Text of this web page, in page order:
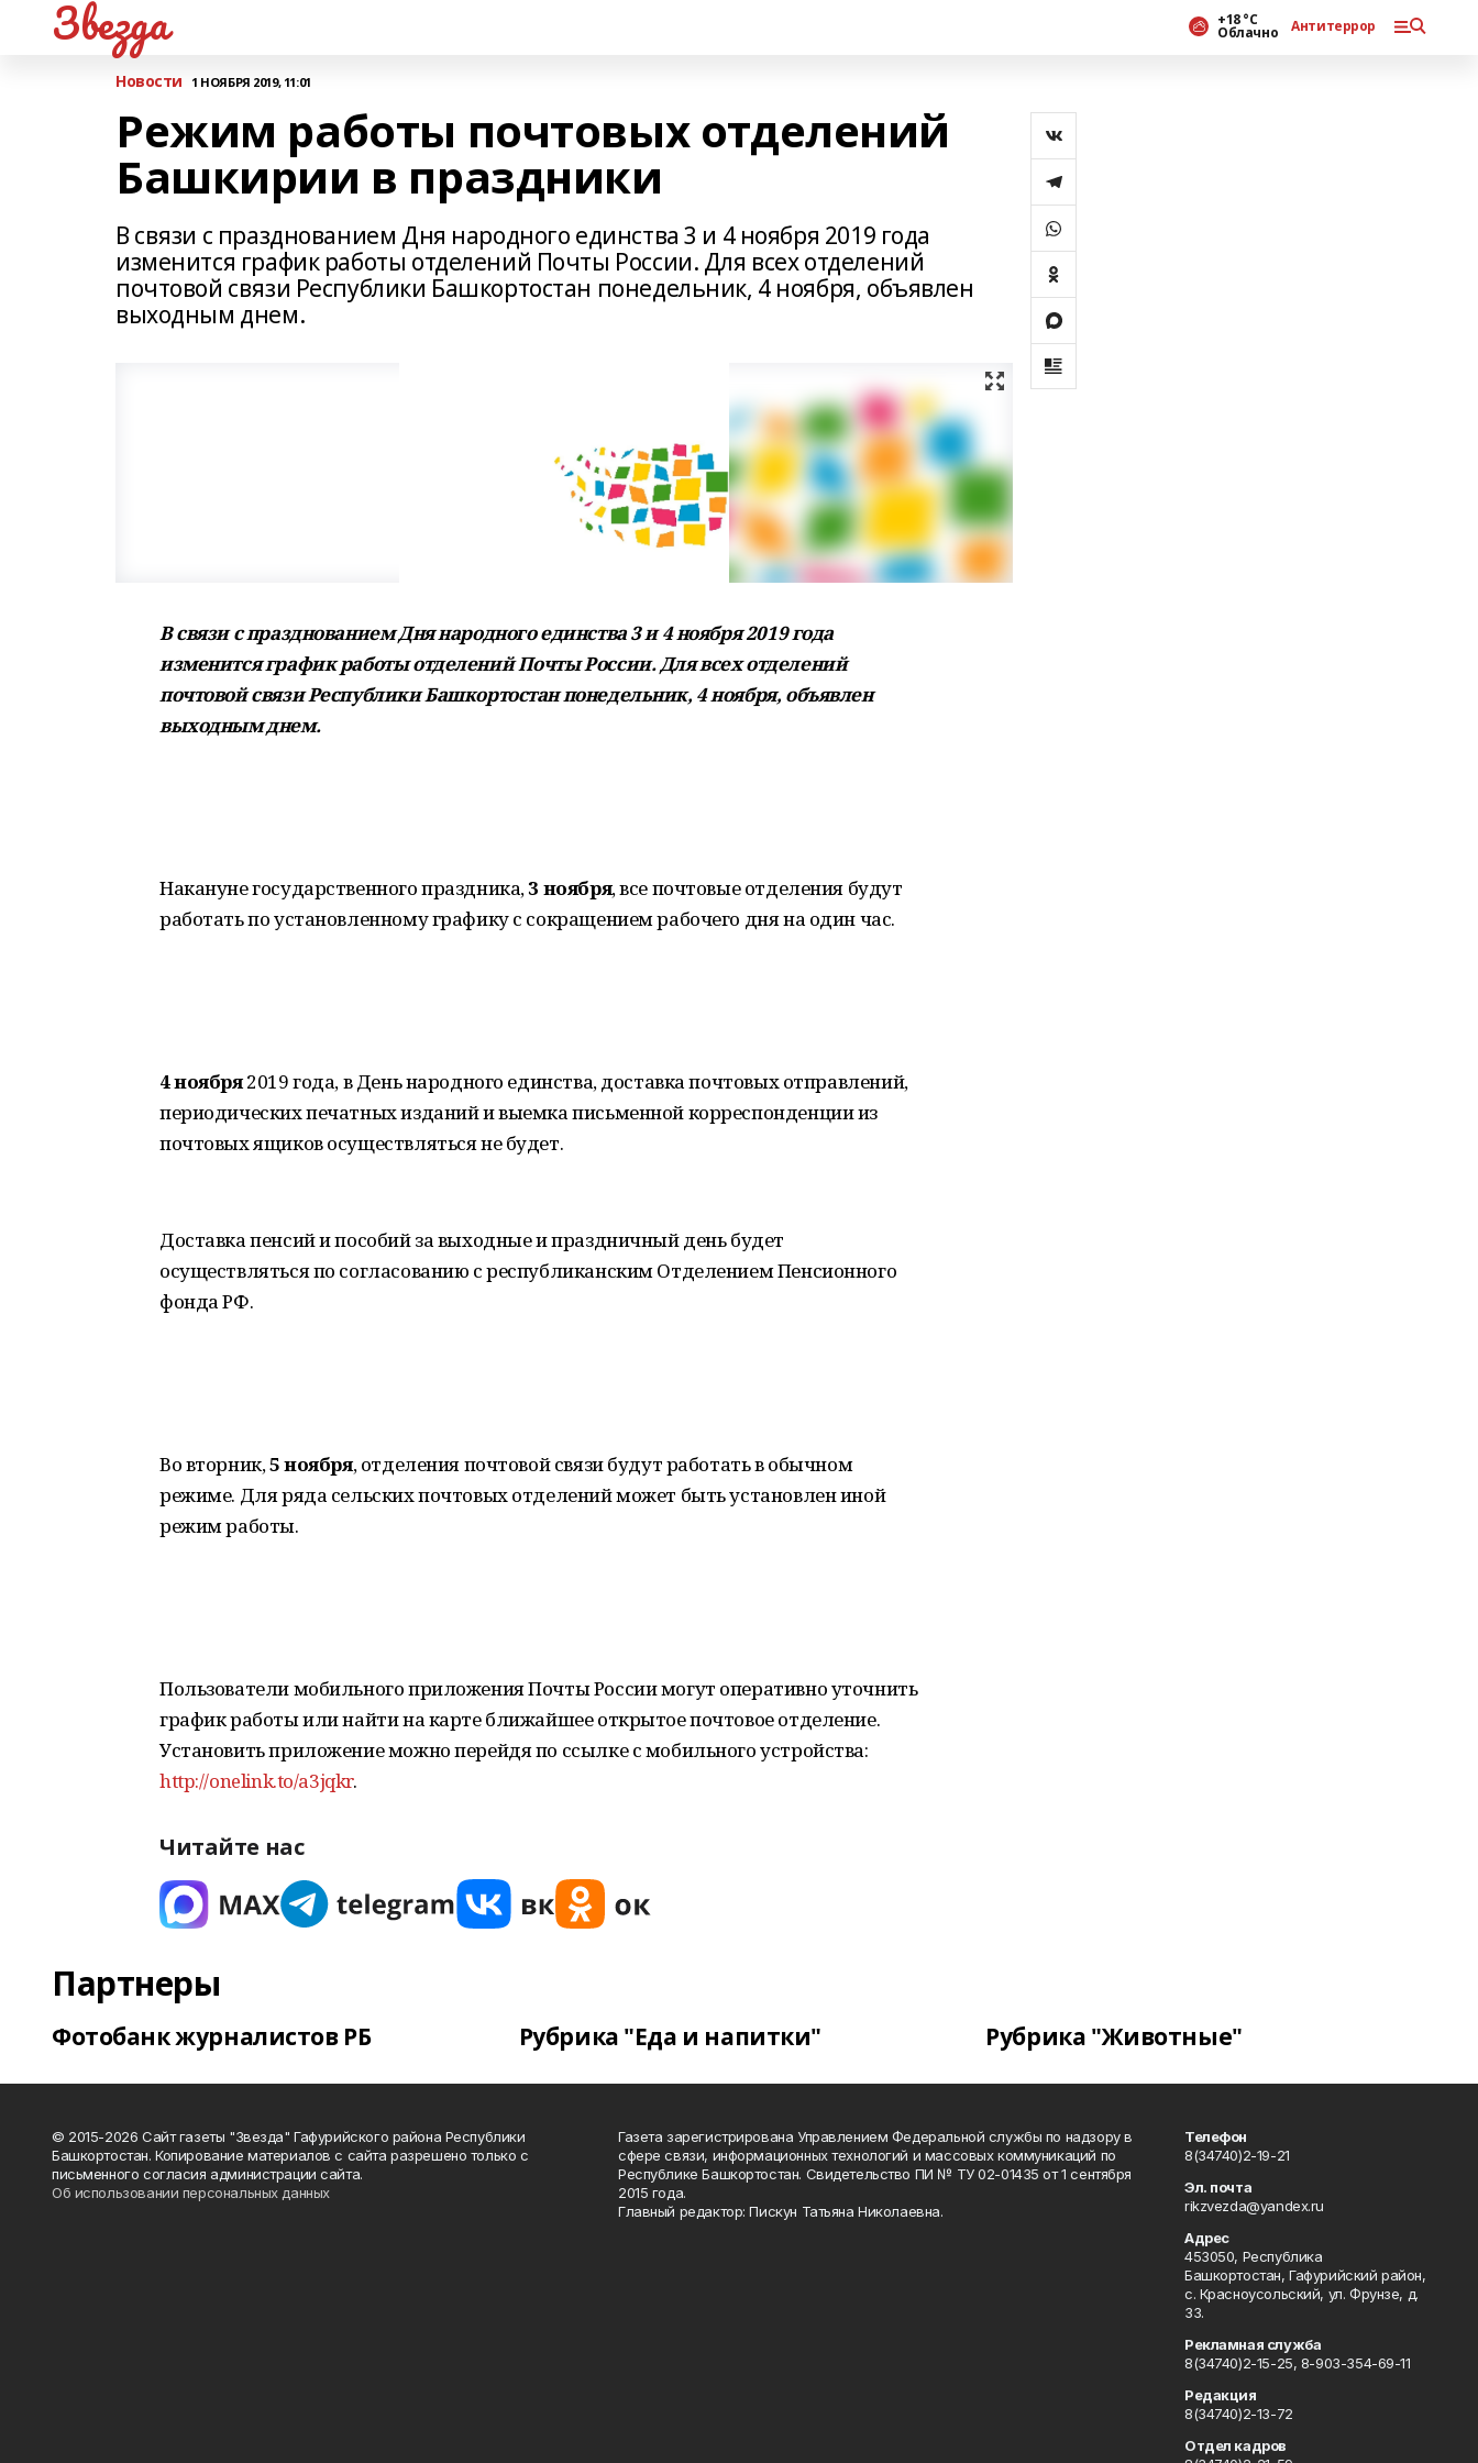
Звезда +18 °С
Облачно Антитеррор
Новости 1 НОЯБРЯ 2019, 11:01
Режим работы почтовых отделений
Башкирии в праздники
В связи с празднованием Дня народного единства 3 и 4 ноября 2019 года
изменится график работы отделений Почты России. Для всех отделений
почтовой связи Республики Башкортостан понедельник, 4 ноября, объявлен
выходным днем.
В связи с празднованием Дня народного единства 3 и 4 ноября 2019 года
изменится график работы отделений Почты России. Для всех отделений
почтовой связи Республики Башкортостан понедельник, 4 ноября, объявлен
выходным днем.
Накануне государственного праздника,3 ноября, все почтовые отделения будут
работать по установленному графику с сокращением рабочего дня на один час.
4 ноября2019 года, в День народного единства, доставка почтовых отправлений,
периодических печатных изданий и выемка письменной корреспонденции из
почтовых ящиков осуществляться не будет.
Доставка пенсий и пособий за выходные и праздничный день будет
осуществляться по согласованию с республиканским Отделением Пенсионного
фонда РФ.
Во вторник,5 ноября, отделения почтовой связи будут работать в обычном
режиме. Для ряда сельских почтовых отделений может быть установлен иной
режим работы.
Пользователи мобильного приложения Почты России могут оперативно уточнить
график работы или найти на карте ближайшее открытое почтовое отделение.
Установить приложение можно перейдя по ссылке с мобильного устройства:
http://onelink.to/a3jqkr.
Читайте нас
Партнеры
Фотобанк журналистов РБ Рубрика "Еда и напитки" Рубрика "Животные"
© 2015-2026 Сайт газеты "Звезда" Гафурийского района Республики
Башкортостан. Копирование материалов с сайта разрешено только с
письменного согласия администрации сайта.
Об использовании персональных данных
Газета зарегистрирована Управлением Федеральной службы по надзору в
сфере связи, информационных технологий и массовых коммуникаций по
Республике Башкортостан. Свидетельство ПИ № ТУ 02-01435 от 1 сентября
2015 года.
Главный редактор: Пискун Татьяна Николаевна.
Телефон
8(34740)2-19-21
Эл. почта
rikzvezda@yandex.ru
Адрес
453050, Республика
Башкортостан, Гафурийский район,
с. Красноусольский, ул. Фрунзе, д.
33.
Рекламная служба
8(34740)2-15-25, 8-903-354-69-11
Редакция
8(34740)2-13-72
Отдел кадров